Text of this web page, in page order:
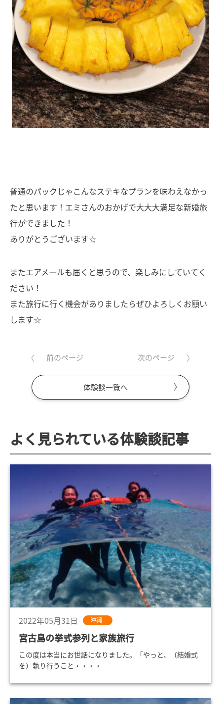
普通のパックじゃこんなステキなプランを味わえなかっ
たと思います！エミさんのおかげで大大大満足な新婚旅
行ができました！
ありがとうございます☆
またエアメールも届くと思うので、楽しみにしていてく
ださい！
また旅行に行く機会がありましたらぜひよろしくお願い
します☆
前のページ
体験談一覧へ
次のページ
よく見られている体験談記事
2022年05月31日 沖縄
宮古島の挙式参列と家族旅行
この度は本当にお世話になりました。「やっと、（結婚式
を）執り行うこと・・・・